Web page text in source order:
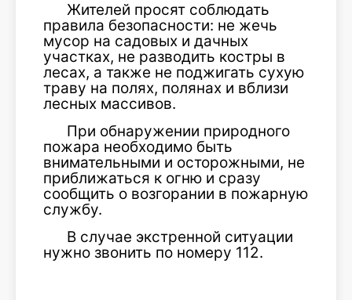
Жителей просят соблюдать
правила безопасности: не жечь
мусор на садовых и дачных
участках, не разводить костры в
лесах, а также не поджигать сухую
траву на полях, полянах и вблизи
лесных массивов.
При обнаружении природного
пожара необходимо быть
внимательными и осторожными, не
приближаться к огню и сразу
сообщить о возгорании в пожарную
службу.
В случае экстренной ситуации
нужно звонить по номеру 112.